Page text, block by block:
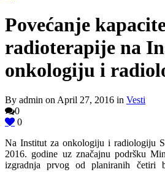
Povećanje
radioterapije na
onkologiju i
By admin on April 27, 2016 in Vesti
0
0
Na Institut za onkologiju i radiologiju
2016. godine uz značajnu podršku
izgradnja prvog od planiranih četiri